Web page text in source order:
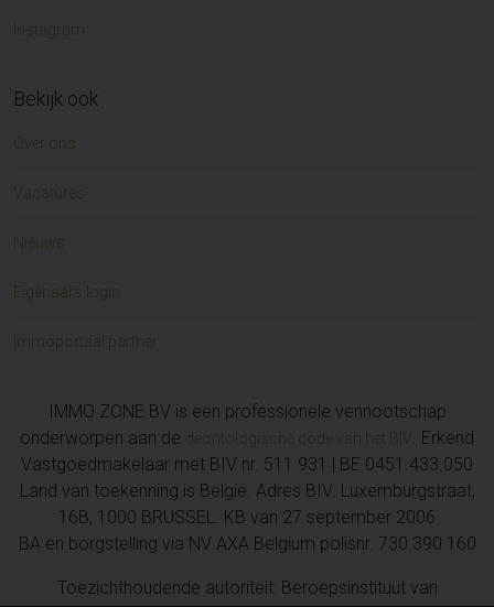
Instagram
Bekijk ook
Over ons
Vacatures
Nieuws
Eigenaars login
Immoportaal partner
IMMO ZONE BV is een professionele vennootschap
onderworpen aan de deontologische code van het BIV. Erkend
Vastgoedmakelaar met BIV nr. 511 931 | BE 0451.433.050
Land van toekenning is België. Adres BIV: Luxemburgstraat,
16B, 1000 BRUSSEL. KB van 27 september 2006
BA en borgstelling via NV AXA Belgium polisnr. 730.390.160
Toezichthoudende autoriteit: Beroepsinstituut van